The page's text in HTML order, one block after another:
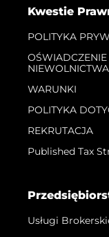
Kwestie
POLITYKA
NIEWOLNICTWA
WARUNKI
POLITYKA
REKRUTACJA
Published Tax
Usługi